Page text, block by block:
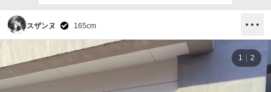
スザンヌ 165cm
1 2